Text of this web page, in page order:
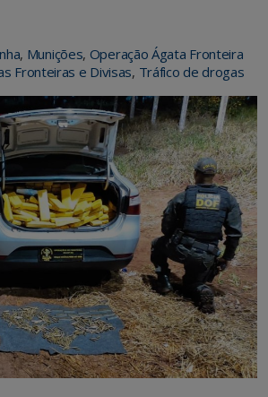
, Munições, Operação Ágata Fronteira
Fronteiras e Divisas, Tráfico de drogas